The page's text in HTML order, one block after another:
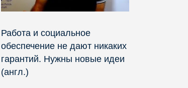
Работа и социальное
обеспечение не дают никаких
гарантий. Нужны новые идеи
(англ.)